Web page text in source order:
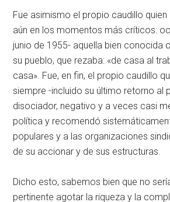
Fue asimismo el propio caudillo
aún en los momentos más críticos:
junio de 1955- aquella bien conocida
su pueblo, que rezaba: «de casa al
casa». Fue, en fin, el propio caudillo
siempre -incluido su último retorno al
disociador, negativo y a veces casi
política y recomendó
populares y a las organizaciones
de su accionar y de sus estructuras.
Dicho esto, sabemos bien que no
pertinente agotar la riqueza y la